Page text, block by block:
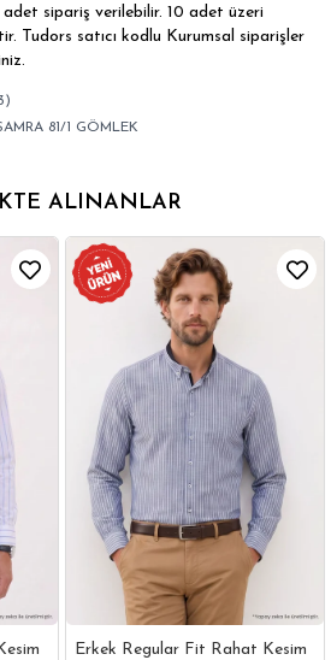
sipariş verilebilir. 10 adet üzeri
Tudors satıcı kodlu Kurumsal siparişler
81/1 GÖMLEK
ALINANLAR
Erkek Regular Fit Rahat Kesim